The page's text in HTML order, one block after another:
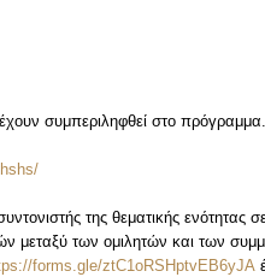
έχουν συμπεριληφθεί στο
της θεματικής ενότητας
μεταξύ των ομιλητών και των
forms.gle/ztC1oRSHptvEB6yJA